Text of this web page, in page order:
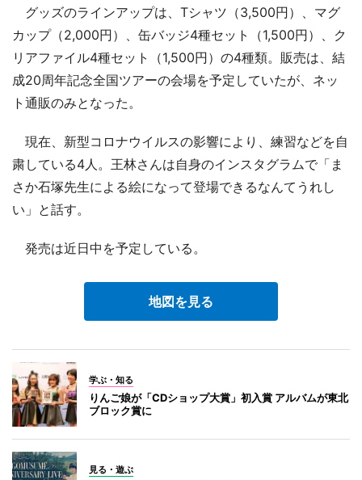
グッズのラインアップは、Tシャツ（3,500円）、マグ
カップ（2,000円）、缶バッジ4種セット（1,500円）、ク
リアファイル4種セット（1,500円）の4種類。販売は、結
成20周年記念全国ツアーの会場を予定していたが、ネッ
ト通販のみとなった。
現在、新型コロナウイルスの影響により、練習などを自
粛している4人。王林さんは自身のインスタグラムで「ま
さか石塚先生による絵になって登場できるなんてうれし
い」と話す。
発売は近日中を予定している。
地図を見る
学ぶ・知る
りんご娘が「CDショップ大賞」初入賞 アルバムが東北
ブロック賞に
見る・遊ぶ